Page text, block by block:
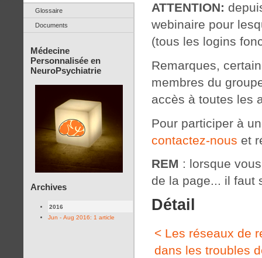
Glossaire
Documents
Médecine
Personnalisée en
NeuroPsychiatrie
Archives
2016
Jun - Aug 2016: 1 article
ATTENTION:
webinaire pour
(tous les logins
Remarques,
membres du
accès à toutes les
Pour participer à
contactez-nous et
REM : lorsque
de la page... il faut
Détail
< Les réseaux de
dans les troubles